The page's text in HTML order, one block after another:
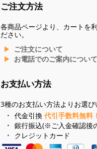
ご注文方法
各商品ページより、カートを
ださい。
ご注文について
お電話でのご案内について
お支払い方法
3種のお支払い方法よりお選び
代金引換 代引手数料無料！
銀行振込(※ご入金確認後
クレジットカード